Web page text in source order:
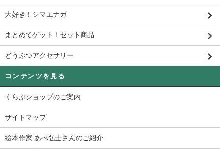
大好き！シマエナガ
まとめてゲット！セット商品
どうぶつアクセサリー
コンテンツを見る
くらぶショップのご案内
サイトマップ
絵本作家 あべ弘士さんのご紹介